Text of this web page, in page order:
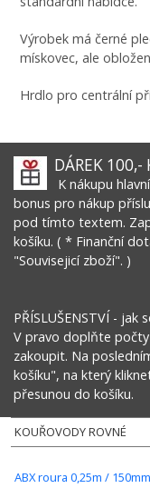
Výrobek má černé
mískovec, ale
Hrdlo pro centrální
DÁREK 100,-
K nákupu
bonus pro nákup
pod tímto textem.
košíku. ( * Finanční
"Souvisejicí zboží". )
PŘÍSLUŠENSTVÍ - jak
V pravo doplňte
zakoupit. Na
košíku", na který
přesunou do košíku.
KOUŘOVODY ROVNÉ
ABX roura 0,25m /